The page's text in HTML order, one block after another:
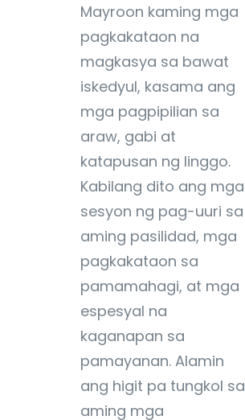
Mayroon kaming mga
pagkakataon na
magkasya sa bawat
iskedyul, kasama ang
mga pagpipilian sa
araw, gabi at
katapusan ng linggo.
Kabilang dito ang mga
sesyon ng pag-uuri sa
aming pasilidad, mga
pagkakataon sa
pamamahagi, at mga
espesyal na
kaganapan sa
pamayanan. Alamin
ang higit pa tungkol sa
aming mga